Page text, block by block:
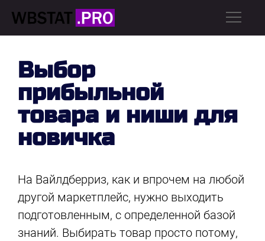
Выбор
прибыльной
товара и ниши для
новичка
На Вайлдберриз, как и впрочем на любой
другой маркетплейс, нужно выходить
подготовленным, с определенной базой
знаний. Выбирать товар просто потому,